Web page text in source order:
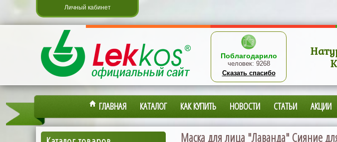
Личный кабинет
Поблагодарило
человек: 9268
Сказать спасибо
ГЛАВНАЯ КАТАЛОГ КАК КУПИТЬ НОВОСТИ СТАТЬИ АКЦИИ
Маска для лица "Лаванда" Сияние